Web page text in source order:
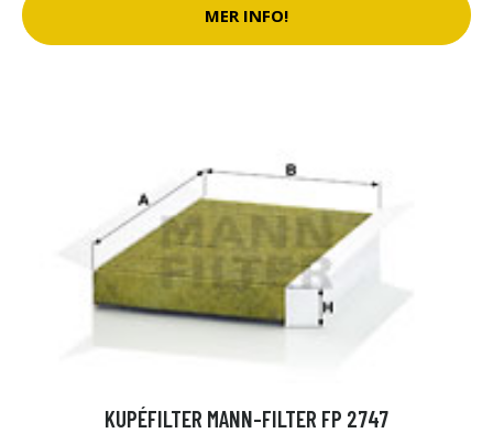
MER INFO!
KUPÉFILTER MANN-FILTER FP 2747